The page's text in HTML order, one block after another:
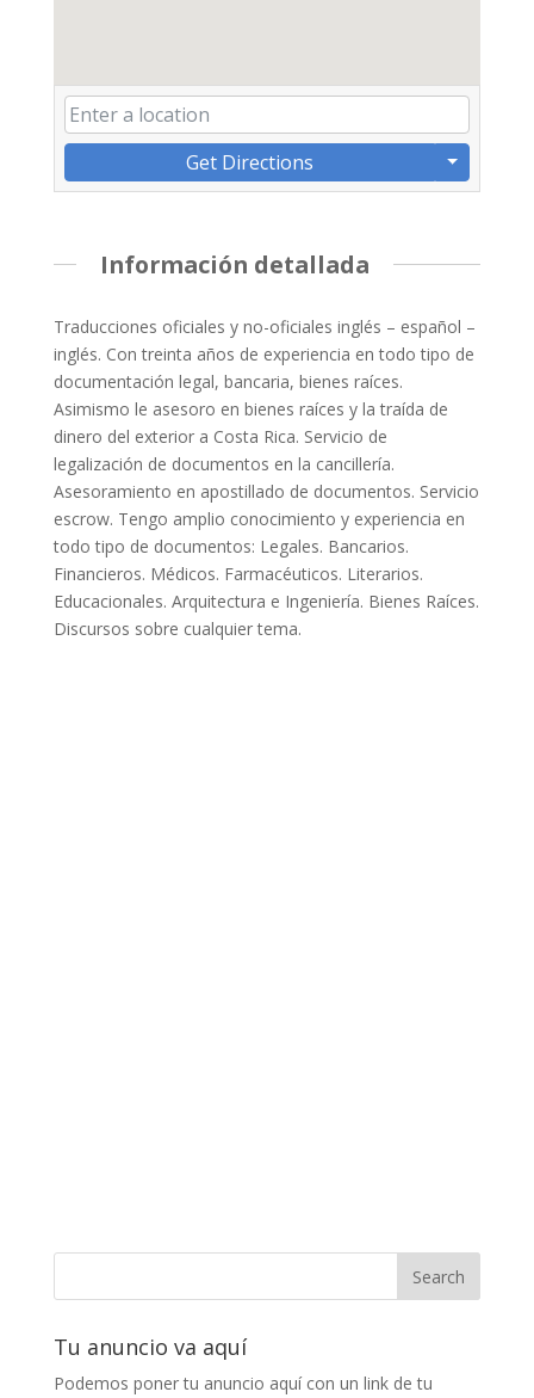
Get Directions
Información detallada
Traducciones oficiales y no-oficiales inglés – español –
inglés. Con treinta años de experiencia en todo tipo de
documentación legal, bancaria, bienes raíces.
Asimismo le asesoro en bienes raíces y la traída de
dinero del exterior a Costa Rica. Servicio de
legalización de documentos en la cancillería.
Asesoramiento en apostillado de documentos. Servicio
escrow. Tengo amplio conocimiento y experiencia en
todo tipo de documentos: Legales. Bancarios.
Financieros. Médicos. Farmacéuticos. Literarios.
Educacionales. Arquitectura e Ingeniería. Bienes Raíces.
Discursos sobre cualquier tema.
Tu anuncio va aquí
Podemos poner tu anuncio aquí con un link de tu